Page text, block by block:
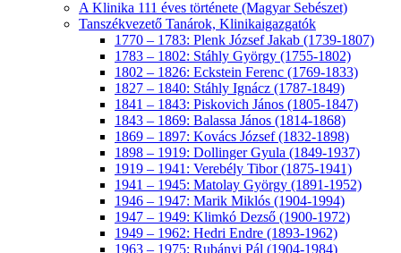
A Klinika 111 éves története (Magyar Sebészet)
Tanszékvezető Tanárok, Klinikaigazgatók
1770 – 1783: Plenk József Jakab (1739-1807)
1783 – 1802: Stáhly György (1755-1802)
1802 – 1826: Eckstein Ferenc (1769-1833)
1827 – 1840: Stáhly Ignácz (1787-1849)
1841 – 1843: Piskovich János (1805-1847)
1843 – 1869: Balassa János (1814-1868)
1869 – 1897: Kovács József (1832-1898)
1898 – 1919: Dollinger Gyula (1849-1937)
1919 – 1941: Verebély Tibor (1875-1941)
1941 – 1945: Matolay György (1891-1952)
1946 – 1947: Marik Miklós (1904-1994)
1947 – 1949: Klimkó Dezső (1900-1972)
1949 – 1962: Hedri Endre (1893-1962)
1963 – 1975: Rubányi Pál (1904-1984)